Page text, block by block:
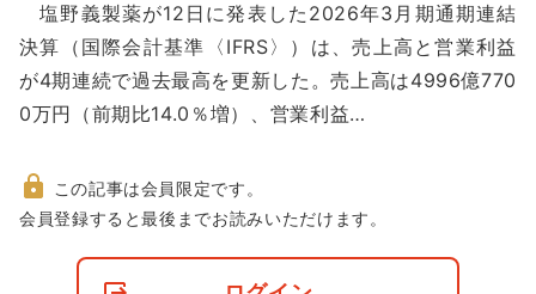
動
塩野義製薬が12日に発表した2026年3月期通期連結
決算（国際会計基準〈IFRS〉）は、売上高と営業利益
が4期連続で過去最高を更新した。売上高は4996億770
0万円（前期比14.0％増）、営業利益…
非
この記事は会員限定です。
会員登録すると最後までお読みいただけます。